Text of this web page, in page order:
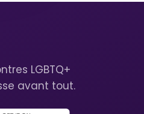
LGBTQ+
avant tout.